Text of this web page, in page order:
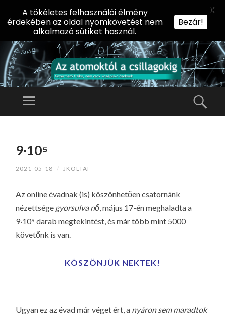
AZ
A
CS
IL
O
Előadássorozat
Menü
TARTALOMHOZ
9·10⁵
2021-05-18 / JKOLTAI
Az online évadnak (is) köszönhetően csatornánk
nézettsége gyorsulva nő, május 17-én meghaladta a
9·10⁵ darab megtekintést, és már több mint 5000
követőnk is van.
KÖSZÖNJÜK NEKTEK!
Ugyan ez az évad már véget ért, a nyáron sem maradtok
A tökéletes felhasználói élmény
érdekében az oldal nyomkövetést nem
alkalmazó sütiket használ.
Bezár!
X